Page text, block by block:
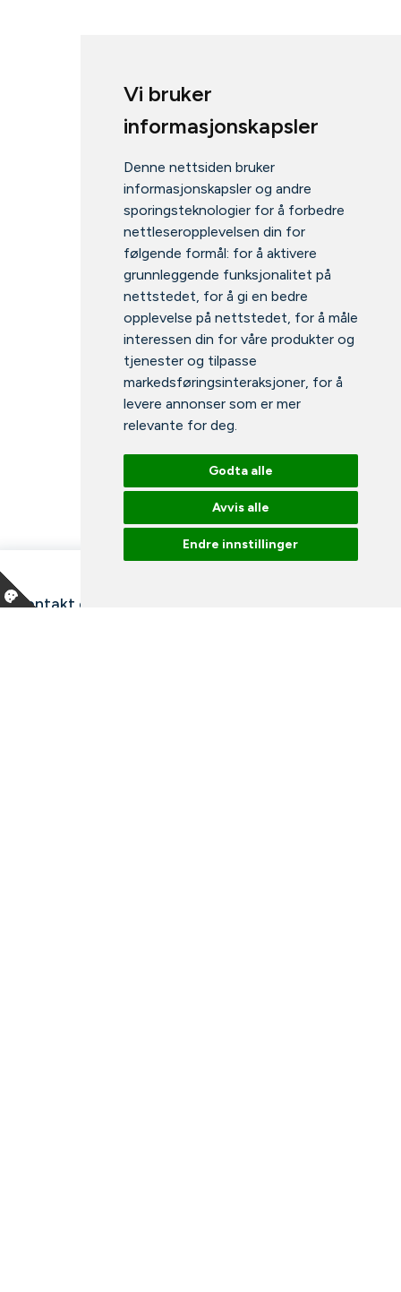
Vi bruker
informasjonskapsler
Denne nettsiden bruker
informasjonskapsler og andre
sporingsteknologier for å forbedre
nettleseropplevelsen din for
følgende formål: for å aktivere
grunnleggende funksjonalitet på
nettstedet, for å gi en bedre
opplevelse på nettstedet, for å måle
interessen din for våre produkter og
tjenester og tilpasse
markedsføringsinteraksjoner, for å
levere annonser som er mer
relevante for deg.
Godta alle
Avvis alle
Endre innstillinger
Kontakt oss